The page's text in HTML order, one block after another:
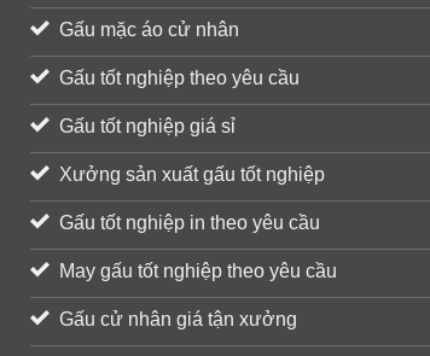
Gấu mặc áo cử nhân
Gấu tốt nghiệp theo yêu cầu
Gấu tốt nghiệp giá sỉ
Xưởng sản xuất gấu tốt nghiệp
Gấu tốt nghiệp in theo yêu cầu
May gấu tốt nghiệp theo yêu cầu
Gấu cử nhân giá tận xưởng